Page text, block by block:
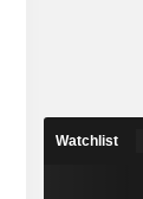
Watchlist